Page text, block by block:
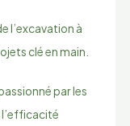
l’excavation à
clé en main.
par les